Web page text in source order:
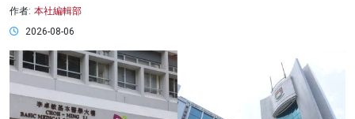
作者: 本社編輯部
2026-08-06